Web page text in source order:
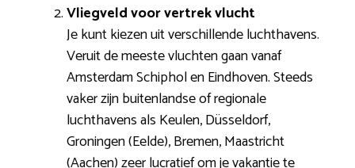
Vliegveld voor vertrek vlucht
Je kunt kiezen uit verschillende luchthavens.
Veruit de meeste vluchten gaan vanaf
Amsterdam Schiphol en Eindhoven. Steeds
vaker zijn buitenlandse of regionale
luchthavens als Keulen, Düsseldorf,
Groningen (Eelde), Bremen, Maastricht
(Aachen) zeer lucratief om je vakantie te